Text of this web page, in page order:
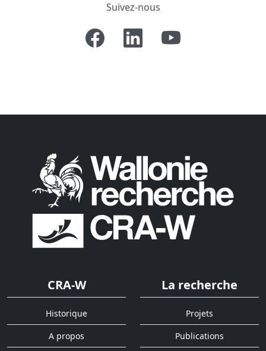
Suivez-nous
CRA-W
Historique
A propos
La recherche
Projets
Publications